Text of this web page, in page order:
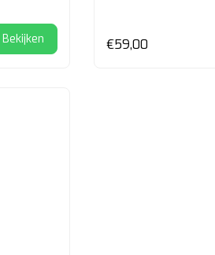
Bekijken €59,00